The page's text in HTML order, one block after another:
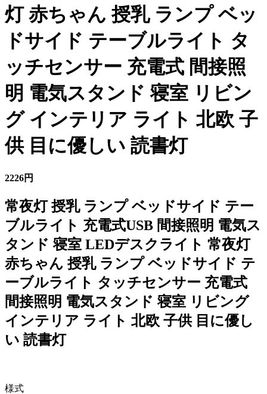
灯 赤ちゃん 授乳 ランプ ベッ
ドサイド テーブルライト タ
ッチセンサー 充電式 間接照
明 電気スタンド 寝室 リビン
グ インテリア ライト 北欧 子
供 目に優しい 読書灯
2226円
常夜灯 授乳 ランプ ベッドサイド テー
ブルライト 充電式USB 間接照明 電気ス
タンド 寝室 LEDデスクライト 常夜灯
赤ちゃん 授乳 ランプ ベッドサイド テ
ーブルライト タッチセンサー 充電式
間接照明 電気スタンド 寝室 リビング
インテリア ライト 北欧 子供 目に優し
い 読書灯
様式